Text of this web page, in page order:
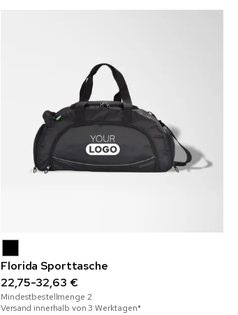
Florida Sporttasche
22,75-32,63 €
Mindestbestellmenge 2
Versand innerhalb von 3 Werktagen*